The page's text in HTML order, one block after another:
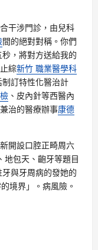
干涉門診，由兒科
間的絕對對稱。你們
，將對方送給我的
綜新竹 職業醫學科
訂特性化醫治計
、皮內針等西醫內
治的醫療辦事康德
開設口腔正畸周六
地包天、齙牙等題目
與牙周病的發她的
境界」。病風險。